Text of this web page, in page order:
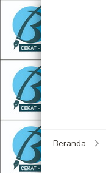
Beranda